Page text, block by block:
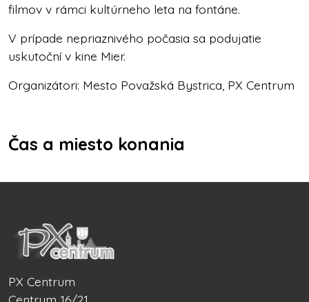
filmov v rámci kultúrneho leta na fontáne.
V prípade nepriaznivého počasia sa podujatie
uskutoční v kine Mier.
Organizátori: Mesto Považská Bystrica, PX Centrum
Čas a miesto konania
PX Centrum